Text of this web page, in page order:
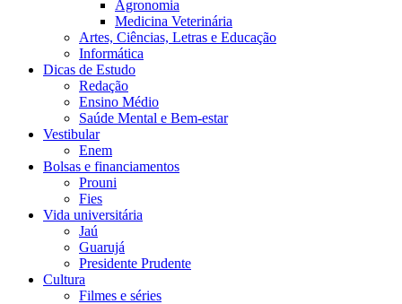
Agronomia
Medicina Veterinária
Artes, Ciências, Letras e Educação
Informática
Dicas de Estudo
Redação
Ensino Médio
Saúde Mental e Bem-estar
Vestibular
Enem
Bolsas e financiamentos
Prouni
Fies
Vida universitária
Jaú
Guarujá
Presidente Prudente
Cultura
Filmes e séries